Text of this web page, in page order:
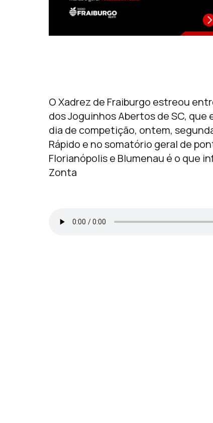
O Xadrez de Fraiburgo estreou
dos Joguinhos Abertos de SC,
dia de competição, ontem,
Rápido e no somatório geral de
Florianópolis e Blumenau é o que
Zonta